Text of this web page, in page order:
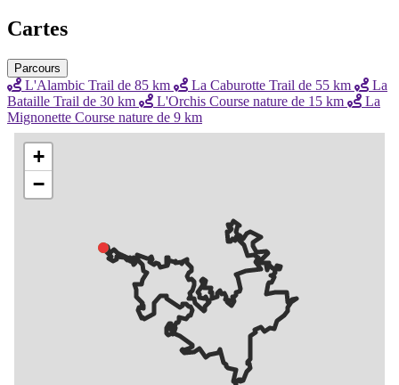
Cartes
Parcours
L'Alambic Trail de 85 km La Caburotte Trail de 55 km
La
Bataille Trail de 30 km
L'Orchis Course nature de 15 km
La
Mignonette Course nature de 9 km